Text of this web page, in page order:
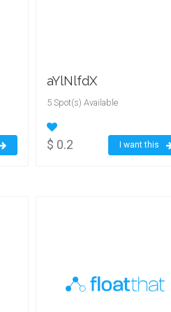
aYlNlfdX
5 Spot(s) Available
$ 0.2 I want this